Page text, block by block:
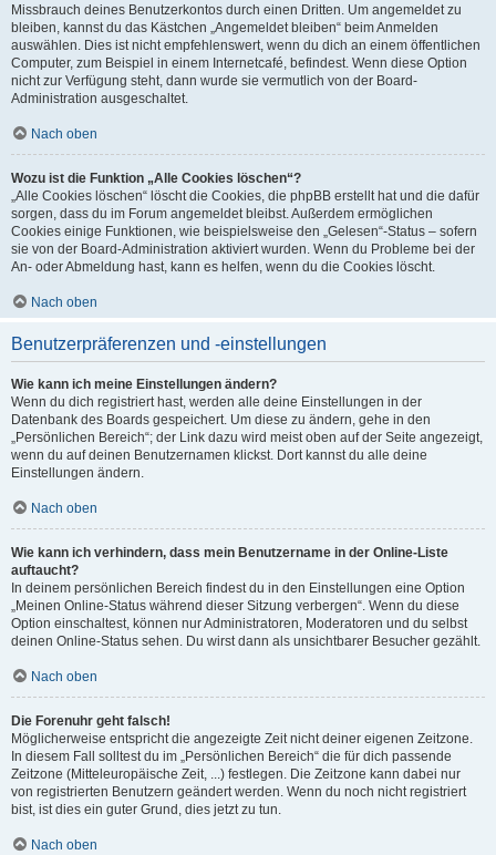
Missbrauch deines Benutzerkontos durch einen Dritten. Um angemeldet zu
bleiben, kannst du das Kästchen „Angemeldet bleiben“ beim Anmelden
auswählen. Dies ist nicht empfehlenswert, wenn du dich an einem öffentlichen
Computer, zum Beispiel in einem Internetcafé, befindest. Wenn diese Option
nicht zur Verfügung steht, dann wurde sie vermutlich von der Board-
Administration ausgeschaltet.
Nach oben
Wozu ist die Funktion „Alle Cookies löschen“?
„Alle Cookies löschen“ löscht die Cookies, die phpBB erstellt hat und die dafür
sorgen, dass du im Forum angemeldet bleibst. Außerdem ermöglichen
Cookies einige Funktionen, wie beispielsweise den „Gelesen“-Status – sofern
sie von der Board-Administration aktiviert wurden. Wenn du Probleme bei der
An- oder Abmeldung hast, kann es helfen, wenn du die Cookies löscht.
Nach oben
Benutzerpräferenzen und -einstellungen
Wie kann ich meine Einstellungen ändern?
Wenn du dich registriert hast, werden alle deine Einstellungen in der
Datenbank des Boards gespeichert. Um diese zu ändern, gehe in den
„Persönlichen Bereich“; der Link dazu wird meist oben auf der Seite angezeigt,
wenn du auf deinen Benutzernamen klickst. Dort kannst du alle deine
Einstellungen ändern.
Nach oben
Wie kann ich verhindern, dass mein Benutzername in der Online-Liste
auftaucht?
In deinem persönlichen Bereich findest du in den Einstellungen eine Option
„Meinen Online-Status während dieser Sitzung verbergen“. Wenn du diese
Option einschaltest, können nur Administratoren, Moderatoren und du selbst
deinen Online-Status sehen. Du wirst dann als unsichtbarer Besucher gezählt.
Nach oben
Die Forenuhr geht falsch!
Möglicherweise entspricht die angezeigte Zeit nicht deiner eigenen Zeitzone.
In diesem Fall solltest du im „Persönlichen Bereich“ die für dich passende
Zeitzone (Mitteleuropäische Zeit, ...) festlegen. Die Zeitzone kann dabei nur
von registrierten Benutzern geändert werden. Wenn du noch nicht registriert
bist, ist dies ein guter Grund, dies jetzt zu tun.
Nach oben